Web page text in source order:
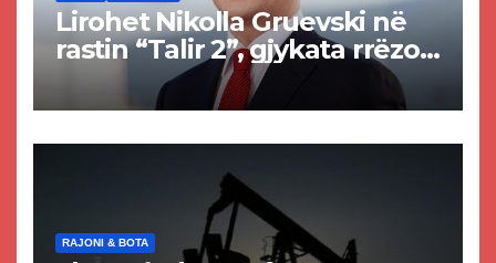
Lirohet Nikolla Gruevski në
rastin “Talir 2”, gjykata rrëzon
akuzat për ndërtimin e
paligjshëm të selisë së
RAJONI & BOTA